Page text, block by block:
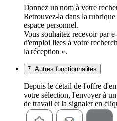
Donnez un nom à votre
Retrouvez-la dans la
espace personnel.
Vous souhaitez recevoir par
d'emploi liées à votre
la réception ».
7. Autres fonctionnalités
Depuis le détail de l'offre
votre sélection, l'envoyer à
de travail et la signaler en